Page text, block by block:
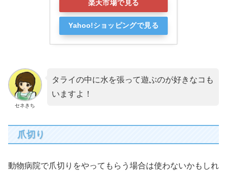
楽天市場で見る
Yahoo!ショッピングで見る
セネきち
タライの中に水を張って遊ぶのが好きなコも
いますよ！
爪切り
動物病院で爪切りをやってもらう場合は使わないかもしれ